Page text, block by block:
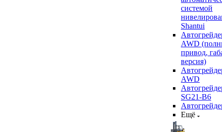
системой
Shantui
AWD
привод,
версия)
AWD
SG21-B6
Ещё